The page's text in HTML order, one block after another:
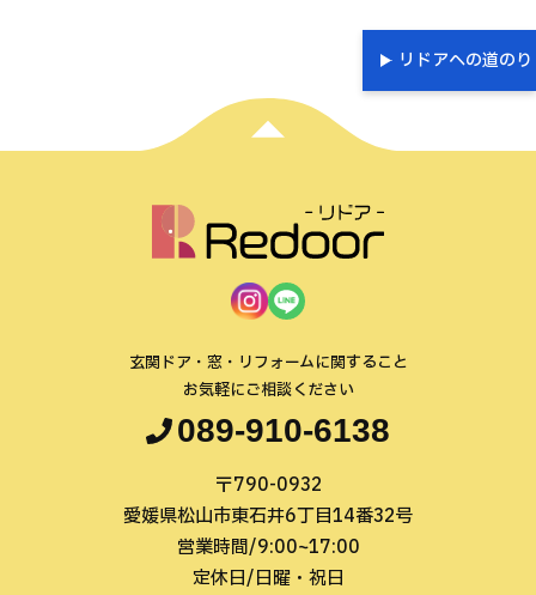
リドアへの道のり
玄関ドア・窓・リフォームに関すること
お気軽にご相談ください
089-910-6138
〒790-0932
愛媛県松山市東石井6丁目14番32号
営業時間/9:00~17:00
定休日/日曜・祝日